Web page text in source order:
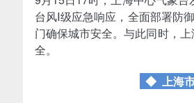
台风Ⅰ级应急响应，全面部署防
门确保城市安全。与此同时，
全。
◆ 上海市